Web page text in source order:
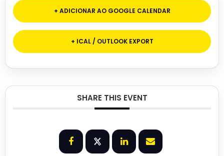
+ ADICIONAR AO GOOGLE CALENDAR
+ ICAL / OUTLOOK EXPORT
SHARE THIS EVENT